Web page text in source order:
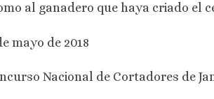
al ganadero que haya criado el
mayo de 2018
Nacional de Cortadores de